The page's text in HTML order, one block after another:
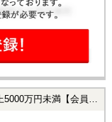
【会員様限定で公開中！】